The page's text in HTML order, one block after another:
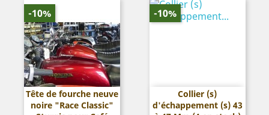
Tête de fourche neuve
noire "Race Classic"
-10%
Collier (s)
d'échappement (s) 43
-10%